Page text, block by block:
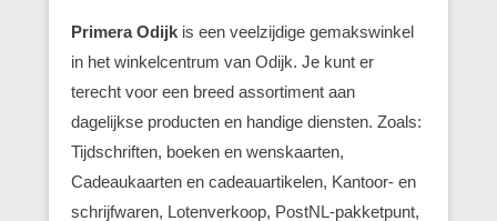
Primera Odijk is een veelzijdige gemakswinkel
in het winkelcentrum van Odijk. Je kunt er
terecht voor een breed assortiment aan
dagelijkse producten en handige diensten. Zoals:
Tijdschriften, boeken en wenskaarten,
Cadeaukaarten en cadeauartikelen, Kantoor- en
schrijfwaren, Lotenverkoop, PostNL-pakketpunt,